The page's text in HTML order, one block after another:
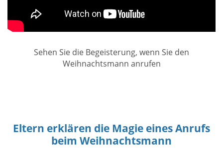
Sehen Sie die Begeisterung, wenn Sie den
Weihnachtsmann anrufen
Eltern erklären die Magie eines Anrufs
beim Weihnachtsmann